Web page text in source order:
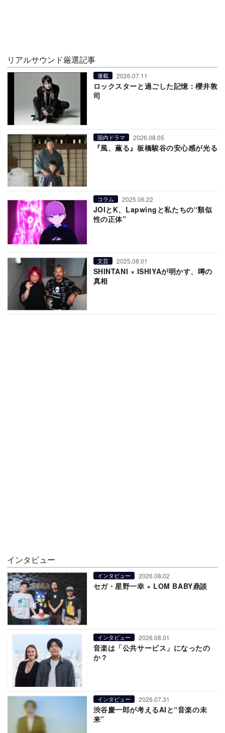
リアルサウンド厳選記事
連載 2026.07.11
ロックスターと過ごした記憶：櫻井敦
司
国内ドラマ 2026.08.05
『風、薫る』板橋駿谷の安心感が光る
コラム 2025.06.22
JOIとK、Lapwingと私たちの“類似
性の正体”
文芸 2025.08.01
SHINTANI × ISHIYAが明かす、噂の
真相
インタビュー
インタビュー 2026.08.02
セガ・星野一幸 × LOM BABY鼎談
インタビュー 2026.08.01
音楽は「公共サービス」になったの
か？
インタビュー 2026.07.31
渋谷慶一郎が考えるAIと“音楽の未
来”